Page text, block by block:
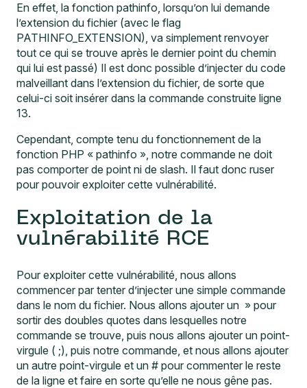
En effet, la fonction pathinfo, lorsqu’on lui demande
l’extension du fichier (avec le flag
PATHINFO_EXTENSION), va simplement renvoyer
tout ce qui se trouve après le dernier point du chemin
qui lui est passé) Il est donc possible d’injecter du code
malveillant dans l’extension du fichier, de sorte que
celui-ci soit insérer dans la commande construite ligne
13.
Cependant, compte tenu du fonctionnement de la
fonction PHP « pathinfo », notre commande ne doit
pas comporter de point ni de slash. Il faut donc ruser
pour pouvoir exploiter cette vulnérabilité.
Exploitation de la
vulnérabilité RCE
Pour exploiter cette vulnérabilité, nous allons
commencer par tenter d’injecter une simple commande
dans le nom du fichier. Nous allons ajouter un » pour
sortir des doubles quotes dans lesquelles notre
commande se trouve, puis nous allons ajouter un point-
virgule ( ;), puis notre commande, et nous allons ajouter
un autre point-virgule et un # pour commenter le reste
de la ligne et faire en sorte qu’elle ne nous gêne pas.